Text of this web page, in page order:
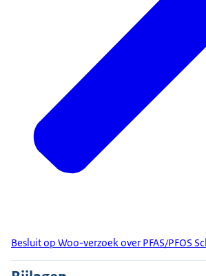
Besluit op Woo-verzoek over PFAS/PFOS